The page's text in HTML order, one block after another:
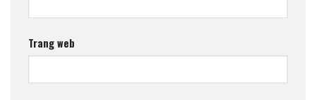
Trang web